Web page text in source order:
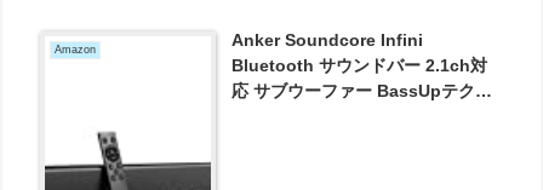
Amazon
Anker Soundcore Infini
Bluetooth サウンドバー 2.1ch対
応 サブウーファー BassUpテクノ